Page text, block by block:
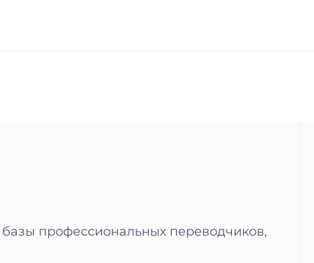
профессиональных переводчиков,